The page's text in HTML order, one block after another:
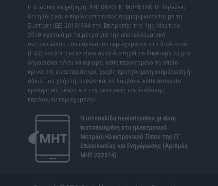
Η ατομική επιχείρηση ΑΝΤΩΝΙΟΣ Κ. ΜΟΥΝΤΑΚΗΣ δηλώνει
ότι η ίδια και ο παρών ιστότοπος συμμορφώνονται με τη
Σύσταση (ΕΕ) 2018/334 της Επιτροπής της 1ης Μαρτίου
2018 σχετικά με τα μέτρα για την αποτελεσματική
αντιμετώπιση του παράνομου περιεχομένου στο διαδίκτυο
(L 63) και ότι στο πλαίσιο αυτό διατηρεί το δικαίωμα να μην
δημοσιεύει ή/και να αφαιρεί κάθε περιεχόμενο το οποίο
κρίνει ότι είναι παράνομο, χωρίς προηγούμενη ενημέρωση ή
άδεια του χρήστη, καθώς και να λαμβάνει κάθε αναγκαίο
προληπτικό μέτρο για την αποτροπή της διάδοσης
παράνομου περιεχομένου.
Η ιστοσελίδα neoiorizontes.grείναι
πιστοποιημένη στο ηλεκτρονικό
Μητρώο Ηλεκτρονικού Τύπου της ΓΓ
Επικοινωνίας και Ενημέρωσης (Αριθμός
ΜΗΤ 232374)